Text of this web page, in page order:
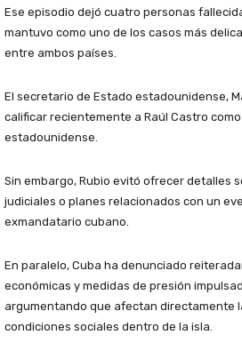
Ese episodio dejó cuatro personas
mantuvo como uno de los casos más
entre ambos países.
El secretario de Estado estadounidense,
calificar recientemente a Raúl Castro
estadounidense.
Sin embargo, Rubio evitó ofrecer detalles
judiciales o planes relacionados con un
exmandatario cubano.
En paralelo, Cuba ha denunciado
económicas y medidas de presión
argumentando que afectan directamente
condiciones sociales dentro de la isla.